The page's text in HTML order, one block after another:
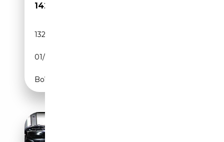
142 000€
132 452 km
01/1958
Boîte manuelle